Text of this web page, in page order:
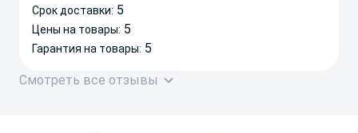
Срок доставки: 5
Цены на товары: 5
Гарантия на товары: 5
Смотреть все отзывы